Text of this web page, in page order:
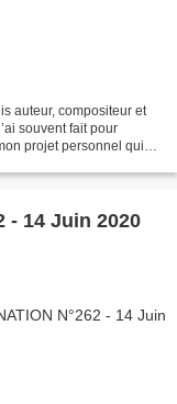
auteur, compositeur et
souvent fait pour
projet personnel qui
- 14 Juin 2020